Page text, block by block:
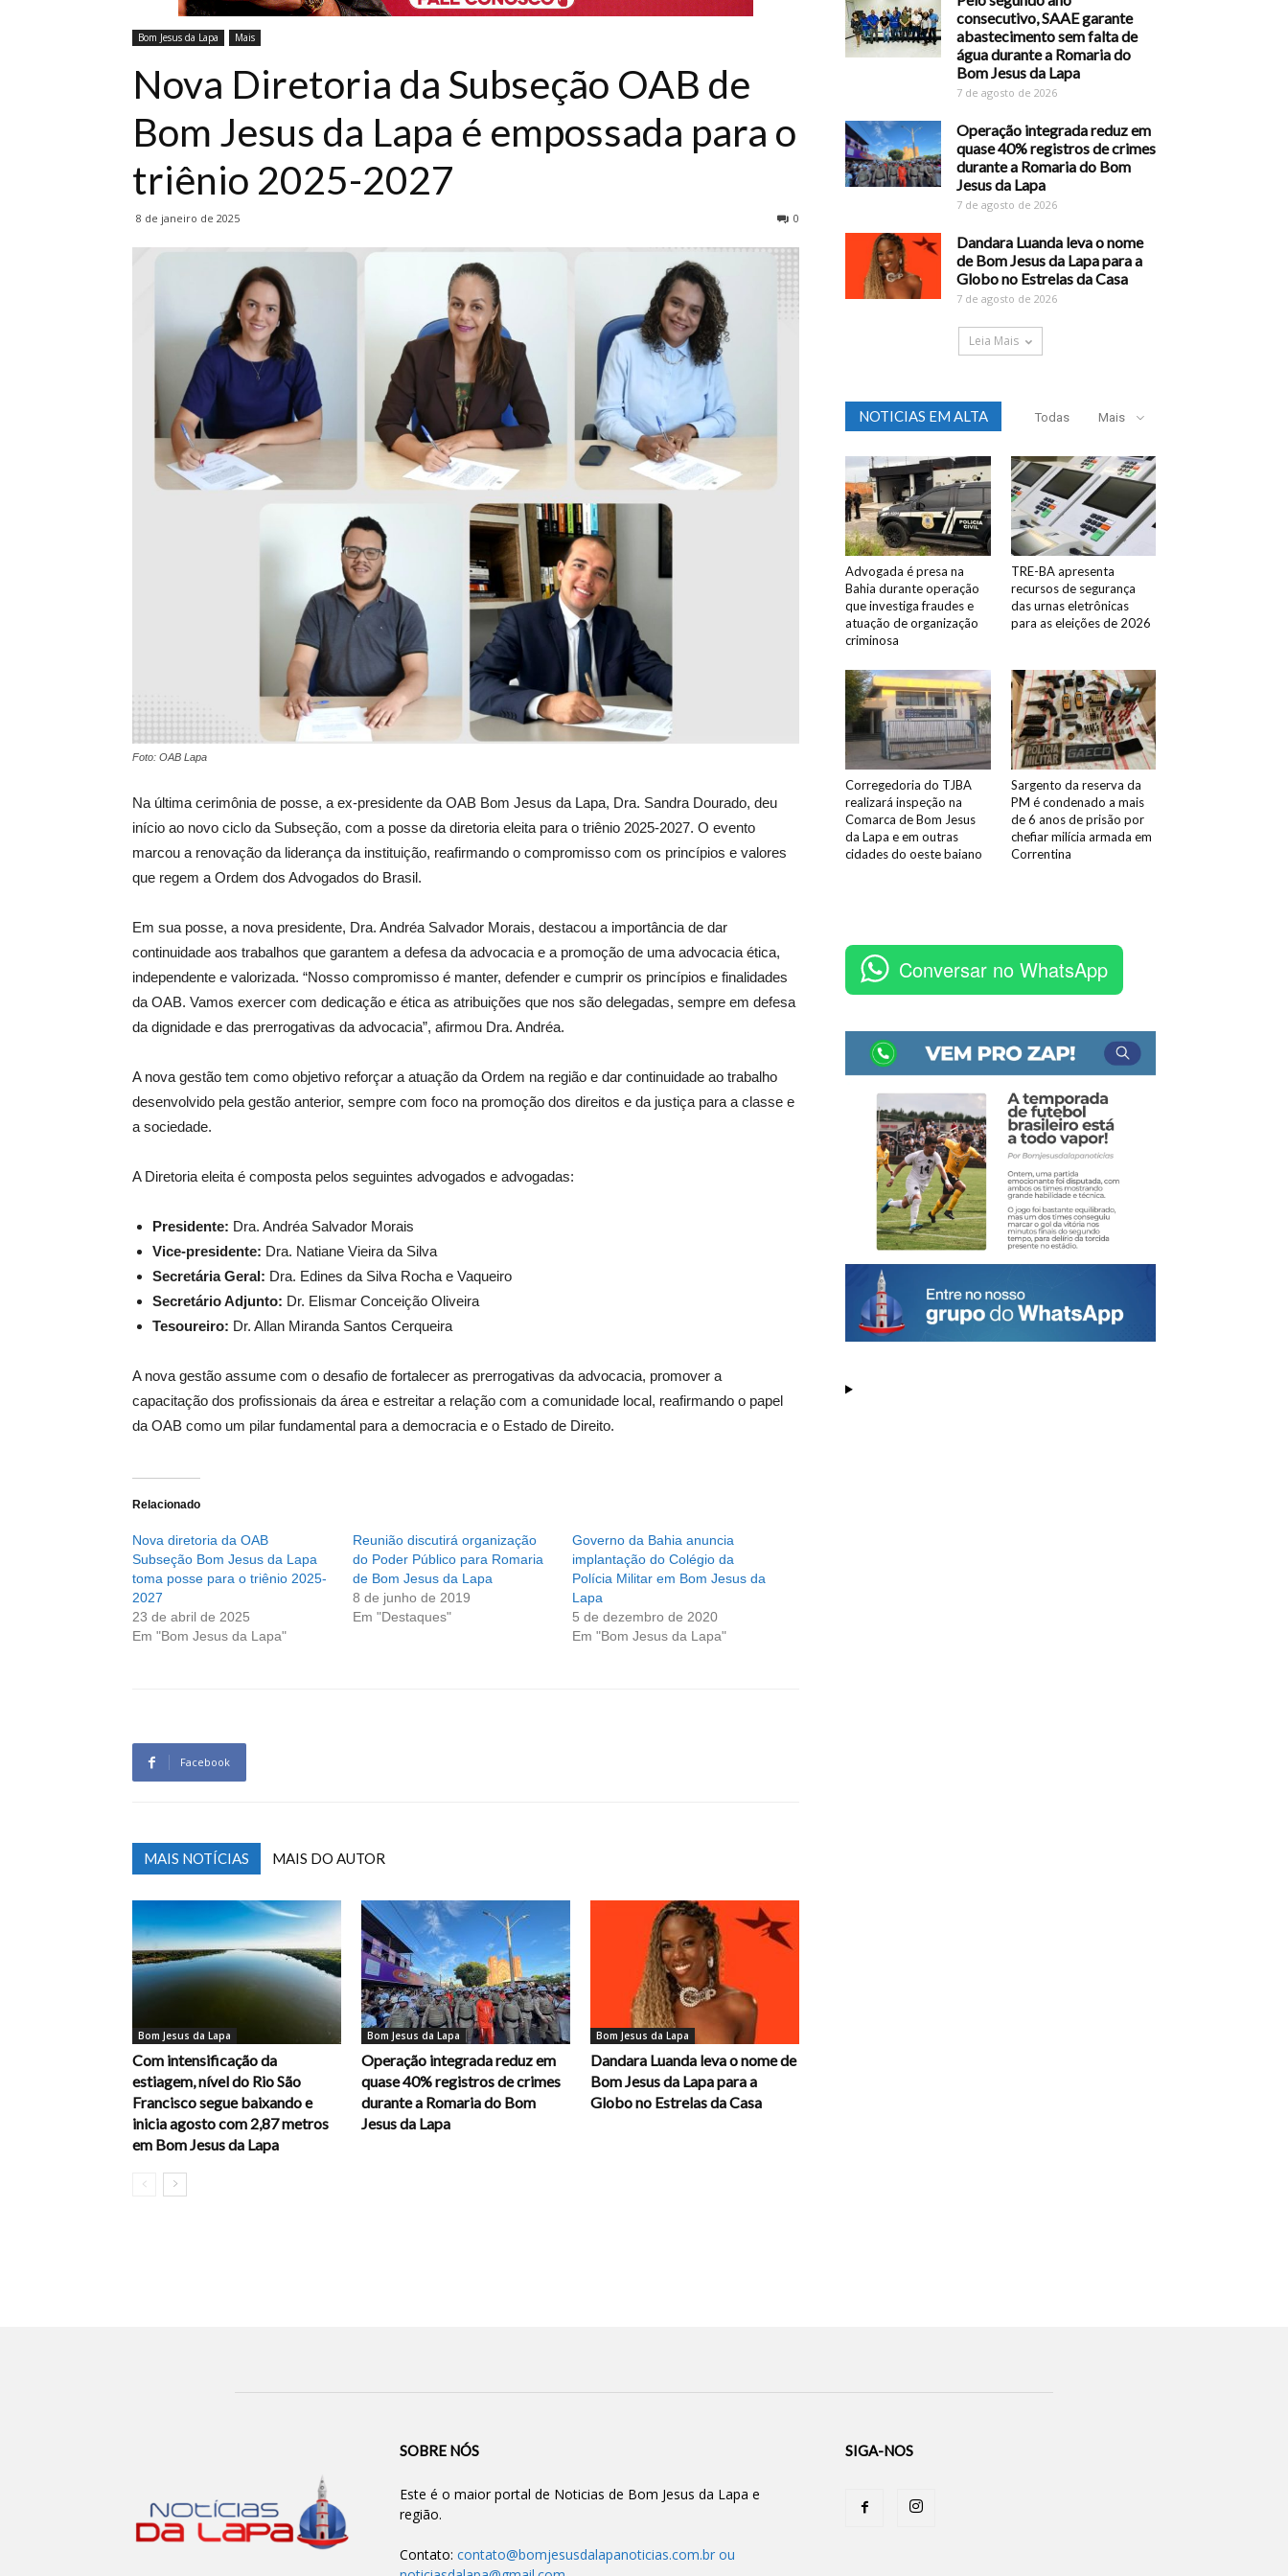
Bom Jesus da Lapa Mais
Nova Diretoria da Subseção OAB de
Bom Jesus da Lapa é empossada para o
triênio 2025-2027
8 de janeiro de 2025 0
Foto: OAB Lapa
Na última cerimônia de posse, a ex-presidente da OAB Bom Jesus da Lapa, Dra. Sandra Dourado, deu
início ao novo ciclo da Subseção, com a posse da diretoria eleita para o triênio 2025-2027. O evento
marcou a renovação da liderança da instituição, reafirmando o compromisso com os princípios e valores
que regem a Ordem dos Advogados do Brasil.
Em sua posse, a nova presidente, Dra. Andréa Salvador Morais, destacou a importância de dar
continuidade aos trabalhos que garantem a defesa da advocacia e a promoção de uma advocacia ética,
independente e valorizada. “Nosso compromisso é manter, defender e cumprir os princípios e finalidades
da OAB. Vamos exercer com dedicação e ética as atribuições que nos são delegadas, sempre em defesa
da dignidade e das prerrogativas da advocacia”, afirmou Dra. Andréa.
A nova gestão tem como objetivo reforçar a atuação da Ordem na região e dar continuidade ao trabalho
desenvolvido pela gestão anterior, sempre com foco na promoção dos direitos e da justiça para a classe e
a sociedade.
A Diretoria eleita é composta pelos seguintes advogados e advogadas:
Presidente: Dra. Andréa Salvador Morais
Vice-presidente: Dra. Natiane Vieira da Silva
Secretária Geral: Dra. Edines da Silva Rocha e Vaqueiro
Secretário Adjunto: Dr. Elismar Conceição Oliveira
Tesoureiro: Dr. Allan Miranda Santos Cerqueira
A nova gestão assume com o desafio de fortalecer as prerrogativas da advocacia, promover a
capacitação dos profissionais da área e estreitar a relação com a comunidade local, reafirmando o papel
da OAB como um pilar fundamental para a democracia e o Estado de Direito.
Relacionado
Nova diretoria da OAB
Subseção Bom Jesus da Lapa
toma posse para o triênio 2025-
2027
23 de abril de 2025
Em "Bom Jesus da Lapa"
Reunião discutirá organização
do Poder Público para Romaria
de Bom Jesus da Lapa
8 de junho de 2019
Em "Destaques"
Governo da Bahia anuncia
implantação do Colégio da
Polícia Militar em Bom Jesus da
Lapa
5 de dezembro de 2020
Em "Bom Jesus da Lapa"
Facebook
MAIS NOTÍCIAS MAIS DO AUTOR
Bom Jesus da Lapa
Com intensificação da
estiagem, nível do Rio São
Francisco segue baixando e
inicia agosto com 2,87 metros
em Bom Jesus da Lapa
Bom Jesus da Lapa
Operação integrada reduz em
quase 40% registros de crimes
durante a Romaria do Bom
Jesus da Lapa
Bom Jesus da Lapa
Dandara Luanda leva o nome de
Bom Jesus da Lapa para a
Globo no Estrelas da Casa
consecutivo, SAAE garante
abastecimento sem falta de
água durante a Romaria do
Bom Jesus da Lapa
7 de agosto de 2026
Operação integrada reduz em
quase 40% registros de crimes
durante a Romaria do Bom
Jesus da Lapa
7 de agosto de 2026
Dandara Luanda leva o nome
de Bom Jesus da Lapa para a
Globo no Estrelas da Casa
7 de agosto de 2026
Leia Mais
NOTICIAS EM ALTA Todas Mais
Advogada é presa na
Bahia durante operação
que investiga fraudes e
atuação de organização
criminosa
TRE-BA apresenta
recursos de segurança
das urnas eletrônicas
para as eleições de 2026
Corregedoria do TJBA
realizará inspeção na
Comarca de Bom Jesus
da Lapa e em outras
cidades do oeste baiano
Sargento da reserva da
PM é condenado a mais
de 6 anos de prisão por
chefiar milícia armada em
Correntina
Conversar no WhatsApp
SOBRE NÓS
Este é o maior portal de Noticias de Bom Jesus da Lapa e
região.
Contato: contato@bomjesusdalapanoticias.com.br ou
SIGA-NOS